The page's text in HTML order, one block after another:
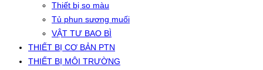
Thiết bị so màu
Tủ phun sương muối
VẬT TƯ BAO BÌ
THIẾT BỊ CƠ BẢN PTN
THIẾT BỊ MÔI TRƯỜNG